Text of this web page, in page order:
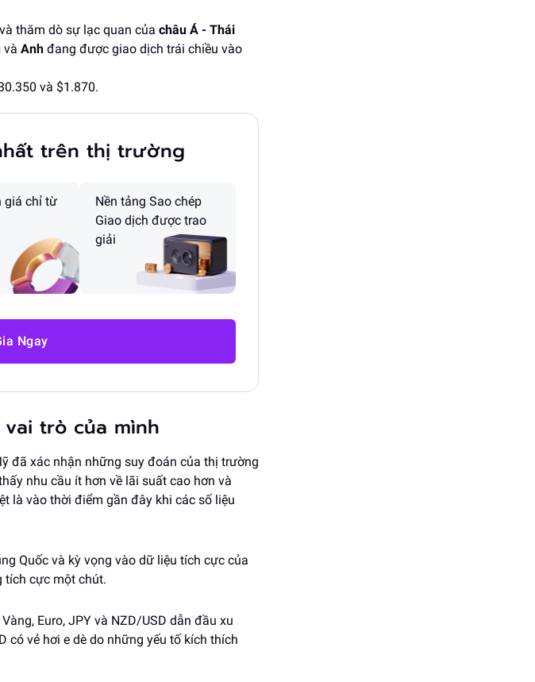
thăm dò sự lạc quan của châu Á - Thái
và Anh đang được giao dịch trái chiều vào
và $1.870.
trên thị trường
giá chỉ từ
Nền tảng Sao chép
Giao dịch được trao
giải
Ngay
trò của mình
đã xác nhận những suy đoán của thị trường
nhu cầu ít hơn về lãi suất cao hơn và
là vào thời điểm gần đây khi các số liệu
Quốc và kỳ vọng vào dữ liệu tích cực của
tích cực một chút.
Euro, JPY và NZD/USD dẫn đầu xu
có vẻ hơi e dè do những yếu tố kích thích